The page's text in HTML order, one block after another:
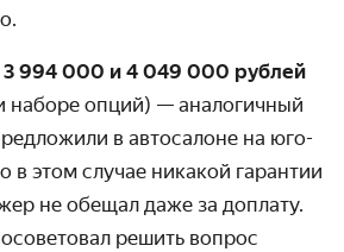
3 994 000 и 4 049 000 рублей
наборе опций) — аналогичный
в автосалоне на юго-
в этом случае никакой гарантии
не обещал даже за доплату.
решить вопрос